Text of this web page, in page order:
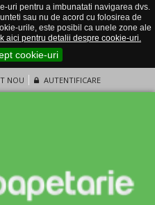
uri pentru a imbunatati navigarea dvs.
sau nu de acord cu folosirea de
urile, este posibil ca unele zone ale
aici pentru detalii despre cookie-uri.
cookie-uri
NOU AUTENTIFICARE